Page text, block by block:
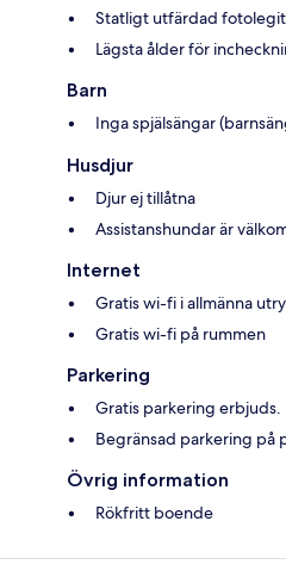
Statligt utfärdad
Lägsta ålder för
Barn
Inga spjälsängar
Husdjur
Djur ej tillåtna
Assistanshundar är
Internet
Gratis wi-fi i allmänna
Gratis wi-fi på rummen
Parkering
Gratis parkering erbjuds.
Begränsad parkering på
Övrig information
Rökfritt boende